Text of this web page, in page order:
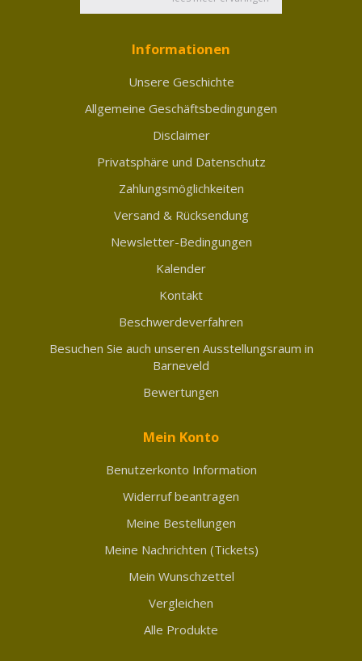
Informationen
Unsere Geschichte
Allgemeine Geschäftsbedingungen
Disclaimer
Privatsphäre und Datenschutz
Zahlungsmöglichkeiten
Versand & Rücksendung
Newsletter-Bedingungen
Kalender
Kontakt
Beschwerdeverfahren
Besuchen Sie auch unseren Ausstellungsraum in
Barneveld
Bewertungen
Mein Konto
Benutzerkonto Information
Widerruf beantragen
Meine Bestellungen
Meine Nachrichten (Tickets)
Mein Wunschzettel
Vergleichen
Alle Produkte